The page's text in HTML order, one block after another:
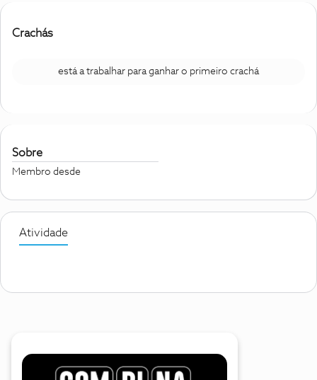
Crachás
está a trabalhar para ganhar o primeiro crachá
Sobre
Membro desde
Atividade